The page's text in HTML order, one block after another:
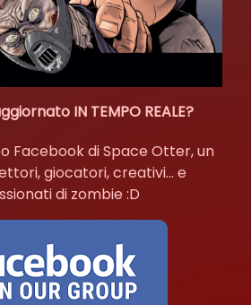
IN TEMPO REALE?
Facebook di Space Otter, un
giocatori, creativi... e
di zombie :D